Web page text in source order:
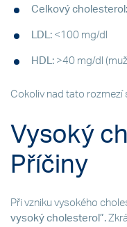
Celkový cholesterol:
LDL: <100 mg/dl
HDL: >40 mg/dl
Cokoliv nad tato rozmezí
Vysoký
Příčiny
Při vzniku vysokého
vysoký cholesterol”.